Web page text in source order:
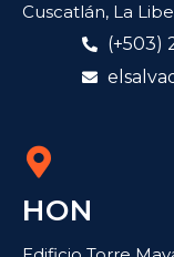
Cuscatlán, La
(+503)
HON